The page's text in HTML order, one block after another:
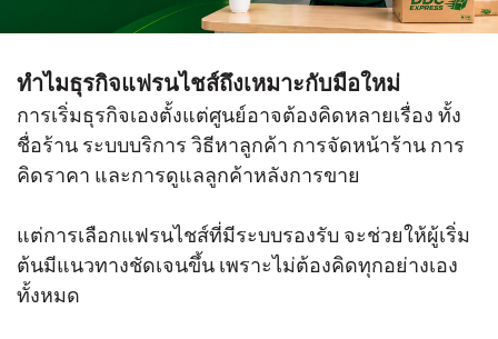
ทำไมธุรกิจแฟรนไชส์ถึงเหมาะกับมือใหม่
การเริ่มธุรกิจเองตั้งแต่ศูนย์อาจต้องคิดหลายเรื่อง ทั้ง
ชื่อร้าน ระบบบริการ วิธีหาลูกค้า การจัดหน้าร้าน การ
คิดราคา และการดูแลลูกค้าหลังการขาย
แต่การเลือกแฟรนไชส์ที่มีระบบรองรับ จะช่วยให้ผู้เริ่ม
ต้นมีแนวทางชัดเจนขึ้น เพราะไม่ต้องคิดทุกอย่างเอง
ทั้งหมด